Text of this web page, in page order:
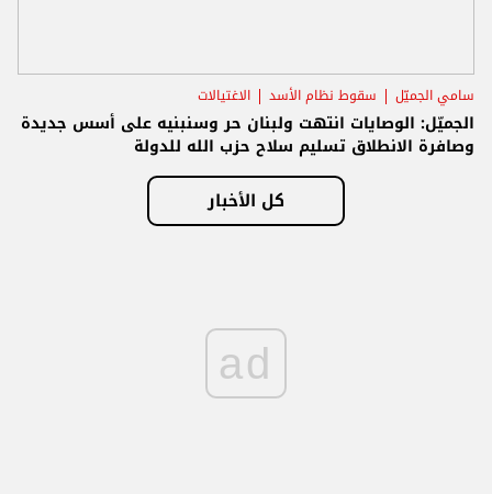
سامي الجميّل سقوط نظام الأسد الاغتيالات
الجميّل: الوصايات انتهت ولبنان حر وسنبنيه على أسس جديدة
وصافرة الانطلاق تسليم سلاح حزب الله للدولة
كل الأخبار
ad